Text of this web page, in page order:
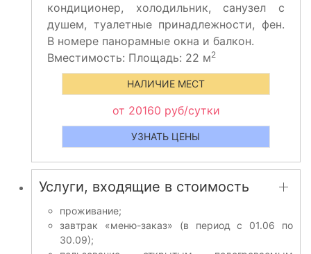
кондиционер, холодильник, санузел с
душем, туалетные принадлежности, фен.
В номере панорамные окна и балкон.
Вместимость: Площадь: 22 м2
НАЛИЧИЕ МЕСТ
от 20160 руб/сутки
УЗНАТЬ ЦЕНЫ
Услуги, входящие в стоимость
проживание;
завтрак «меню-заказ» (в период с 01.06 по
30.09);